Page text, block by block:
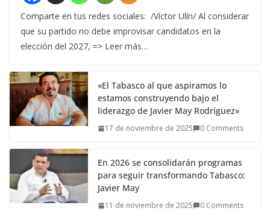
Comparte en tus redes sociales: /Víctor Ulín/ Al considerar
que su partido no debe improvisar candidatos en la
elección del 2027, => Leer más…
«El Tabasco al que aspiramos lo
estamos construyendo bajo el
liderazgo de Javier May Rodríguez»
17 de noviembre de 2025 0 Comments
En 2026 se consolidarán programas
para seguir transformando Tabasco:
Javier May
11 de noviembre de 2025 0 Comments